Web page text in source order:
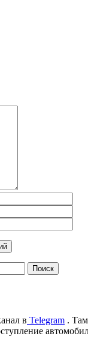
в Telegram .